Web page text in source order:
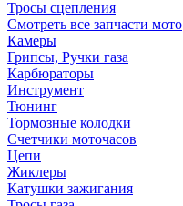
Тросы сцепления
Смотреть все запчасти мото
Камеры
Грипсы, Ручки газа
Карбюраторы
Инструмент
Тюнинг
Тормозные колодки
Счетчики моточасов
Цепи
Жиклеры
Катушки зажигания